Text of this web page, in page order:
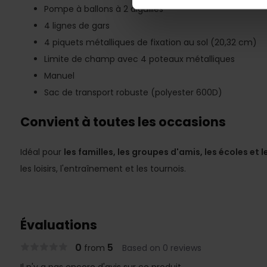
Pompe à ballons à 2 aiguilles
4 lignes de gars
4 piquets métalliques de fixation au sol (20,32 cm)
Limite de champ avec 4 poteaux métalliques
Manuel
Sac de transport robuste (polyester 600D)
Convient à toutes les occasions
Idéal pour les familles, les groupes d'amis, les écoles et
les loisirs, l'entraînement et les tournois.
Évaluations
0 from 5 Based on 0 reviews